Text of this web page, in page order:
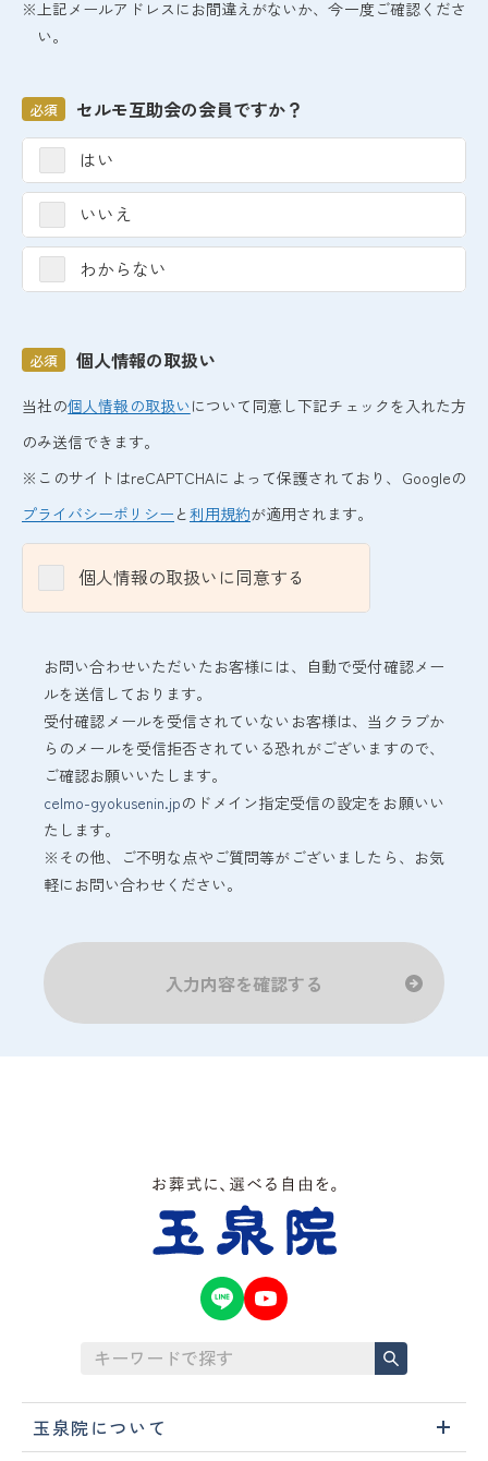
※上記メールアドレスにお間違えがないか、今一度ご確認くださ
い。
セルモ互助会の会員ですか？
必須
はい
いいえ
わからない
個人情報の取扱い
必須
当社の個人情報の取扱いについて同意し下記チェックを入れた方
のみ送信できます。
※このサイトはreCAPTCHAによって保護されており、Googleの
プライバシーポリシー と利用規約が適用されます。
個人情報の取扱いに同意する
お問い合わせいただいたお客様には、自動で受付確認メー
ルを送信しております。
受付確認メールを受信されていないお客様は、当クラブか
らのメールを受信拒否されている恐れがございますので、
ご確認お願いいたします。
celmo-gyokusenin.jpのドメイン指定受信の設定をお願いい
たします。
※その他、ご不明な点やご質問等がございましたら、お気
軽にお問い合わせください。
玉泉院について